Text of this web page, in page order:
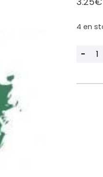
4 en
-